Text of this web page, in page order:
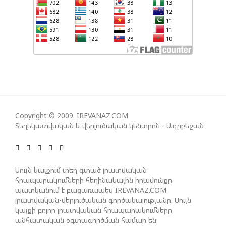
ՀԱՅԱՑՔ ՀԱՅԱՍՏԱՆԻՑ. ՈՐՔԱ՞Ն ԲԱՐՁՐ ԵՆ TRIPP-Ի
ԿՅԱՆՔԻ ԿՈՉՄԱՆ ՇԱՆՍԵՐՆ ԱՅՍ ՊԱՀԻՆ
ՀԱՊԿ-Ի ՄԱՍՆԱԿՑՈՒԹՅՈՒՆԸ ՂԱՐԱԲԱՂՅԱՆ
ԳՈՐԾՈՒՆԵՈՒԹՅՈՒՆ ԱԴՐԲԵՋԱՆՈՒՄ ԱՆՕՐԻՆԱԿԱՆ
Է ՃԱՆԱՉՎԵԼ
ՄԱԼԴԻՎՑԻ ԳՈՐԾԸՆԿԵՐ ՄՈՀԱՄՄԵԴ ՄՈՒԻԶԱՅԻՆ.
«ՄԵՆՔ ԳՈՀ ԵՆՔ ԱԴՐԲԵՋԱՆԻ ԵՎ ՄԱԼԴԻՎՆԵՐԻ
ՄԻՋԵՎ ՀԱՐԱԲԵՐՈՒԹՅՈՒՆՆԵՐԻ ԴԻՆԱՄԻԿ
ԶԱՐԳԱՑՈՒՄԻՑ»
Copyright © 2009. IREVANAZ.COM
Տեղեկատվական և վերլուծական կենտրոն - Ադրբեջան
Սույն կայքում տեղ գտած լրատվական
հրապարակումների հեղինակային իրավունքը
պատկանում է բացառապես IREVANAZ.COM
լրատվական-վերլուծական գործակալությանը։ Սույն
կայքի բոլոր լրատվական հրապարակումները
անհատական օգտագործման համար են։